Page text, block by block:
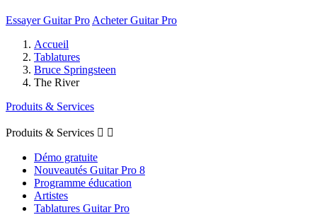
Essayer Guitar Pro Acheter Guitar Pro
Accueil
Tablatures
Bruce Springsteen
The River
Produits & Services
Produits & Services  
Démo gratuite
Nouveautés Guitar Pro 8
Programme éducation
Artistes
Tablatures Guitar Pro